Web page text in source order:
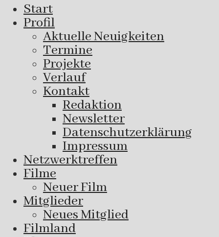
Start
Profil
Aktuelle Neuigkeiten
Termine
Projekte
Verlauf
Kontakt
Redaktion
Newsletter
Datenschutzerklärung
Impressum
Netzwerktreffen
Filme
Neuer Film
Mitglieder
Neues Mitglied
Filmland